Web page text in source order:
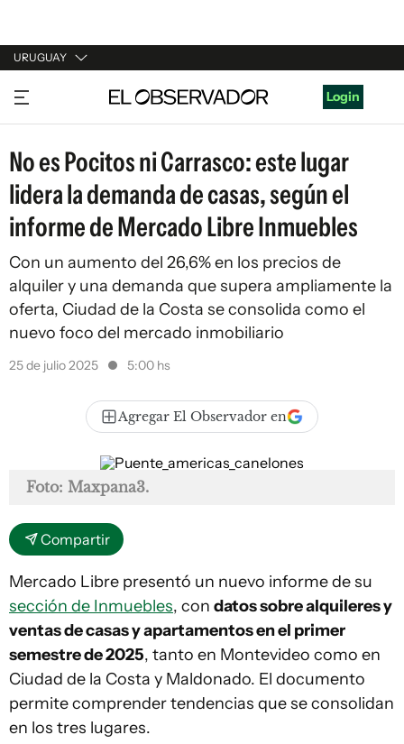
URUGUAY
URUGUAY
ARGENTINA
ESPAÑA
ESTADOS UNIDOS
Login
No es Pocitos ni Carrasco: este lugar
lidera la demanda de casas, según el
informe de Mercado Libre Inmuebles
Con un aumento del 26,6% en los precios de
alquiler y una demanda que supera ampliamente la
oferta, Ciudad de la Costa se consolida como el
nuevo foco del mercado inmobiliario
25 de julio 2025 5:00 hs
Agregar El Observador en
Foto: Maxpana3.
Compartir
Mercado Libre presentó un nuevo informe de su
sección de Inmuebles, con datos sobre alquileres y
ventas de casas y apartamentos en el primer
semestre de 2025, tanto en Montevideo como en
Ciudad de la Costa y Maldonado. El documento
permite comprender tendencias que se consolidan
en los tres lugares.